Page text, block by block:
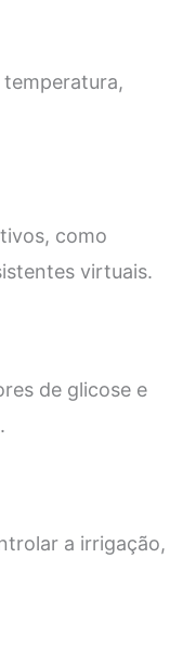
como
virtuais.
de glicose e
a irrigação,